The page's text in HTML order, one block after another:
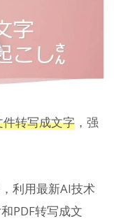
转写成文字 ，强
利用最新AI技术
PDF转写成文